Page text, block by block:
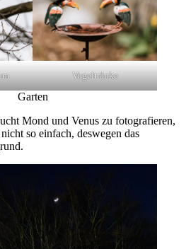
Vogeltränke
Garten
Mond und Venus zu fotografieren,
so einfach, deswegen das